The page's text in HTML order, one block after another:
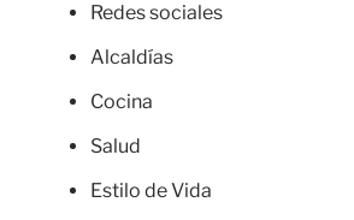
Redes sociales
Alcaldías
Cocina
Salud
Estilo de Vida